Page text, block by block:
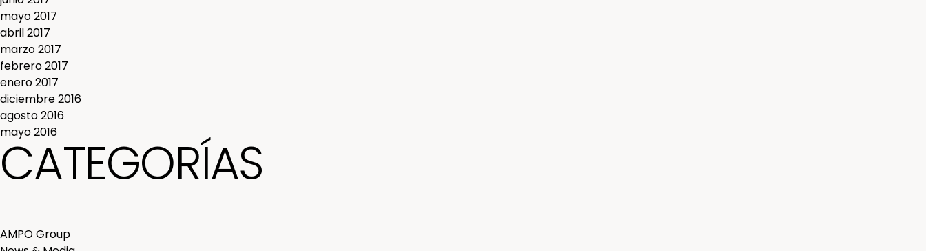
mayo 2017
abril 2017
marzo 2017
febrero 2017
enero 2017
diciembre 2016
agosto 2016
mayo 2016
CATEGORÍAS
AMPO Group